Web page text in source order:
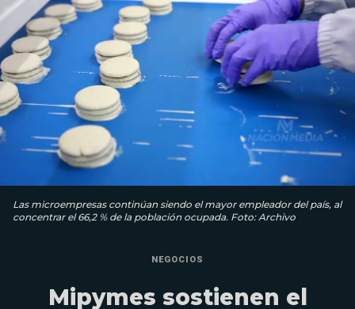
Las microempresas continúan siendo el mayor empleador del país, al
concentrar el 66,2 % de la población ocupada. Foto: Archivo
NEGOCIOS
Mipymes sostienen el